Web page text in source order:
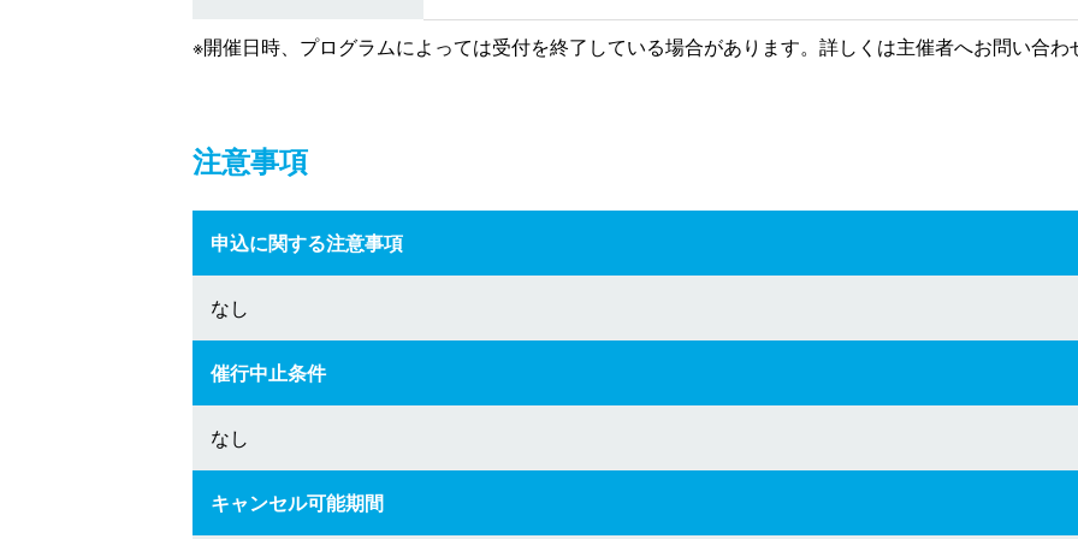
※開催日時、プログラムによっては受付を終了している場合があります。詳しくは主催者へお問い合わ
注意事項
申込に関する注意事項
なし
催行中止条件
なし
キャンセル可能期間